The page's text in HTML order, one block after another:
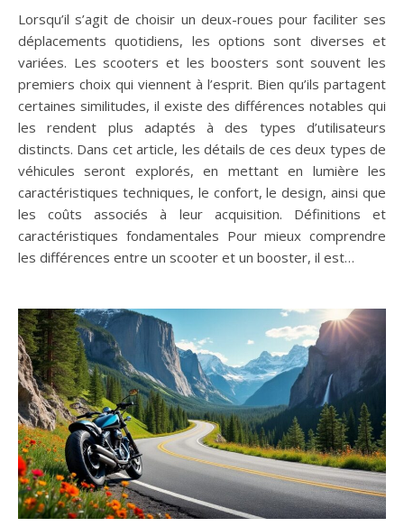
Lorsqu’il s’agit de choisir un deux-roues pour faciliter ses
déplacements quotidiens, les options sont diverses et
variées. Les scooters et les boosters sont souvent les
premiers choix qui viennent à l’esprit. Bien qu’ils partagent
certaines similitudes, il existe des différences notables qui
les rendent plus adaptés à des types d’utilisateurs
distincts. Dans cet article, les détails de ces deux types de
véhicules seront explorés, en mettant en lumière les
caractéristiques techniques, le confort, le design, ainsi que
les coûts associés à leur acquisition. Définitions et
caractéristiques fondamentales Pour mieux comprendre
les différences entre un scooter et un booster, il est…